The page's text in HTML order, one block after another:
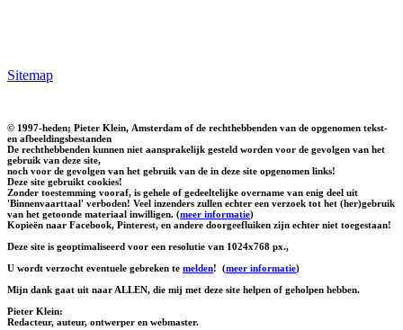
Sitemap
© 1997-heden; Pieter Klein, Amsterdam of de rechthebbenden van de opgenomen tekst-
en afbeeldingsbestanden
De rechthebbenden kunnen niet aansprakelijk gesteld worden voor de gevolgen van het
gebruik van deze site,
noch voor de gevolgen van het gebruik van de in deze site opgenomen links!
Deze site gebruikt cookies!
Zonder toestemming vooraf, is gehele of gedeeltelijke overname van enig deel uit
'Binnenvaarttaal' verboden! Veel inzenders zullen echter een verzoek tot het (her)gebruik
van het getoonde materiaal inwilligen. (meer informatie)
Kopieën naar Facebook, Pinterest, en andere doorgeefluiken zijn echter niet toegestaan!
Deze site is geoptimaliseerd voor een resolutie van 1024x768 px.,
U wordt verzocht eventuele gebreken te melden! (meer informatie)
Mijn dank gaat uit naar ALLEN, die mij met deze site helpen of geholpen hebben.
Pieter Klein:
Redacteur, auteur, ontwerper en webmaster.